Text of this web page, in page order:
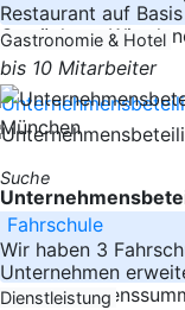
Restaurant auf
Getränken . Wir
Gastronomie & Hotel
bis 10 Mitarbeiter
München
Suche
Fahrschule
Wir haben 3
Unternehmen
eine
Dienstleistung